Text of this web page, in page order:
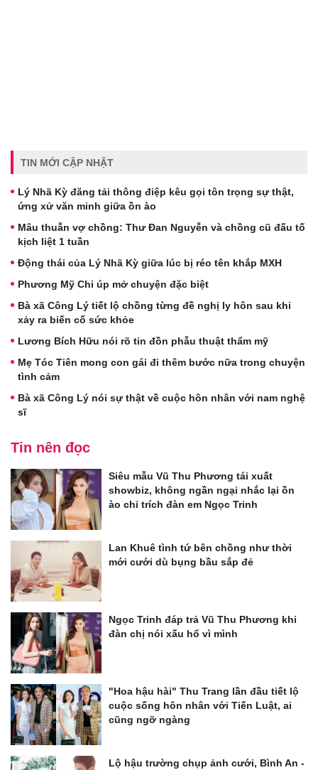
TIN MỚI CẬP NHẬT
Lý Nhã Kỳ đăng tải thông điệp kêu gọi tôn trọng sự thật,
ứng xử văn minh giữa ồn ào
Mâu thuẫn vợ chồng: Thư Đan Nguyễn và chồng cũ đấu tố
kịch liệt 1 tuần
Động thái của Lý Nhã Kỳ giữa lúc bị réo tên khắp MXH
Phương Mỹ Chi úp mở chuyện đặc biệt
Bà xã Công Lý tiết lộ chồng từng đề nghị ly hôn sau khi
xảy ra biến cố sức khỏe
Lương Bích Hữu nói rõ tin đồn phẫu thuật thẩm mỹ
Mẹ Tóc Tiên mong con gái đi thêm bước nữa trong chuyện
tình cảm
Bà xã Công Lý nói sự thật về cuộc hôn nhân với nam nghệ
sĩ
Tin nên đọc
Siêu mẫu Vũ Thu Phương tái xuất
showbiz, không ngần ngại nhắc lại ồn
ào chỉ trích đàn em Ngọc Trinh
Lan Khuê tình tứ bên chồng như thời
mới cưới dù bụng bầu sắp đẻ
Ngọc Trinh đáp trả Vũ Thu Phương khi
đàn chị nói xấu hổ vì mình
"Hoa hậu hài" Thu Trang lần đầu tiết lộ
cuộc sống hôn nhân với Tiến Luật, ai
cũng ngỡ ngàng
Lộ hậu trường chụp ảnh cưới, Bình An -